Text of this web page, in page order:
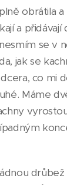
obrátila a
a
se v
jak se
co mi
Máme